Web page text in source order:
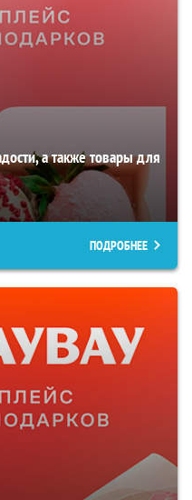
а также товары для
ПОДРОБНЕЕ